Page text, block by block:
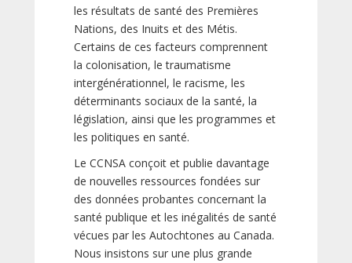
les résultats de santé des Premières
Nations, des Inuits et des Métis.
Certains de ces facteurs comprennent
la colonisation, le traumatisme
intergénérationnel, le racisme, les
déterminants sociaux de la santé, la
législation, ainsi que les programmes et
les politiques en santé.
Le CCNSA conçoit et publie davantage
de nouvelles ressources fondées sur
des données probantes concernant la
santé publique et les inégalités de santé
vécues par les Autochtones au Canada.
Nous insistons sur une plus grande